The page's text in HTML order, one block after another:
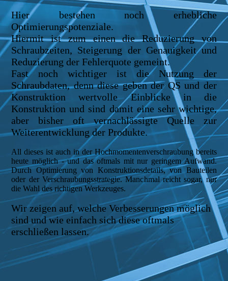
Hier bestehen noch erhebliche
Optimierungspotenziale.
Hiermit ist zum einen die Reduzierung von
Schraubzeiten, Steigerung der Genauigkeit und
Reduzierung der Fehlerquote gemeint.
Fast noch wichtiger ist die Nutzung der
Schraubdaten, denn diese geben der QS und der
Konstruktion wertvolle Einblicke in die
Konstruktion und sind damit eine sehr wichtige,
aber bisher oft vernachlässigte Quelle zur
Weiterentwicklung der Produkte.
All dieses ist auch in der Hochmomentenverschraubung bereits
heute möglich - und das oftmals mit nur geringemAufwand.
Durch Optimierung von Konstruktionsdetails, von Bauteilen
oder der Verschraubungsstrategie. Manchmal reicht sogar, nur
die Wahl des richtigen Werkzeuges.
Wir zeigen auf, welche Verbesserungen möglich
sind und wie einfach sich diese oftmals
erschließen lassen.